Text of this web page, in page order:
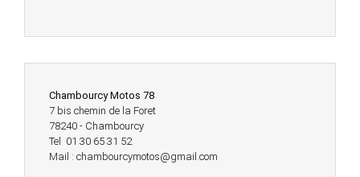
Chambourcy Motos 78
7 bis chemin de la Foret
78240 - Chambourcy
Tel 01 30 65 31 52
Mail : chambourcymotos@gmail.com